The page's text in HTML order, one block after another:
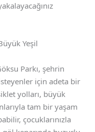
Yeşil
Parkı, şehrin
için adeta bir
yolları, büyük
tam bir yaşam
çocuklarınızla